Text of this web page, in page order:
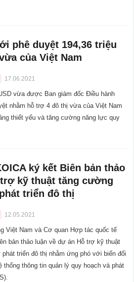
phê duyệt 194,36 triệu
của Việt Nam
17.06.2021
vừa được Ban giám đốc Điều hành
nhằm hỗ trợ 4 đô thị vừa của Việt Nam
thiết yếu và tăng cường năng lực quy
ký kết Biên bản thảo
trợ kỹ thuật tăng cường
triển đô thị
12.05.2021
Việt Nam và Cơ quan Hợp tác quốc tế
bản thảo luận về dự án Hỗ trợ kỹ thuật
triển đô thị nhằm ứng phó với biến đổi
thống thông tin quản lý quy hoạch và phát